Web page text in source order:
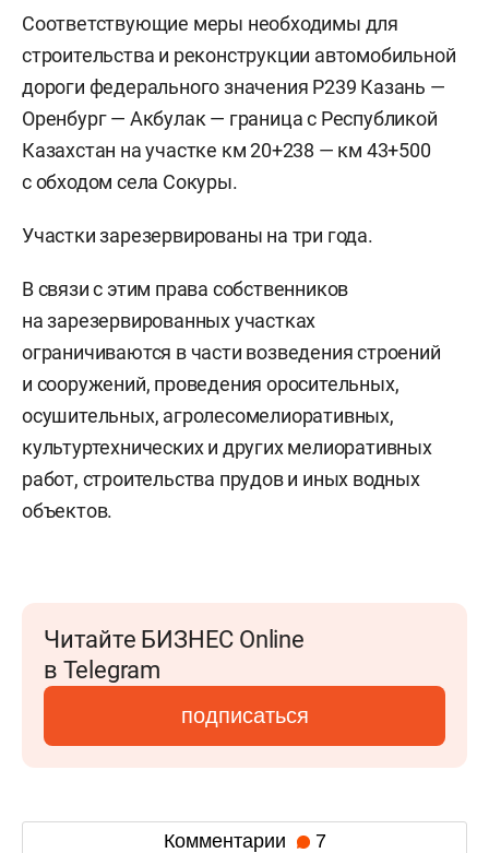
Соответствующие меры необходимы для
строительства и реконструкции автомобильной
дороги федерального значения Р239 Казань —
Оренбург — Акбулак — граница с Республикой
Казахстан на участке км 20+238 — км 43+500
с обходом села Сокуры.
Участки зарезервированы на три года.
В связи с этим права собственников
на зарезервированных участках
ограничиваются в части возведения строений
и сооружений, проведения оросительных,
осушительных, агролесомелиоративных,
культуртехнических и других мелиоративных
работ, строительства прудов и иных водных
объектов.
Читайте БИЗНЕС Online
в Telegram
подписаться
Комментарии 7